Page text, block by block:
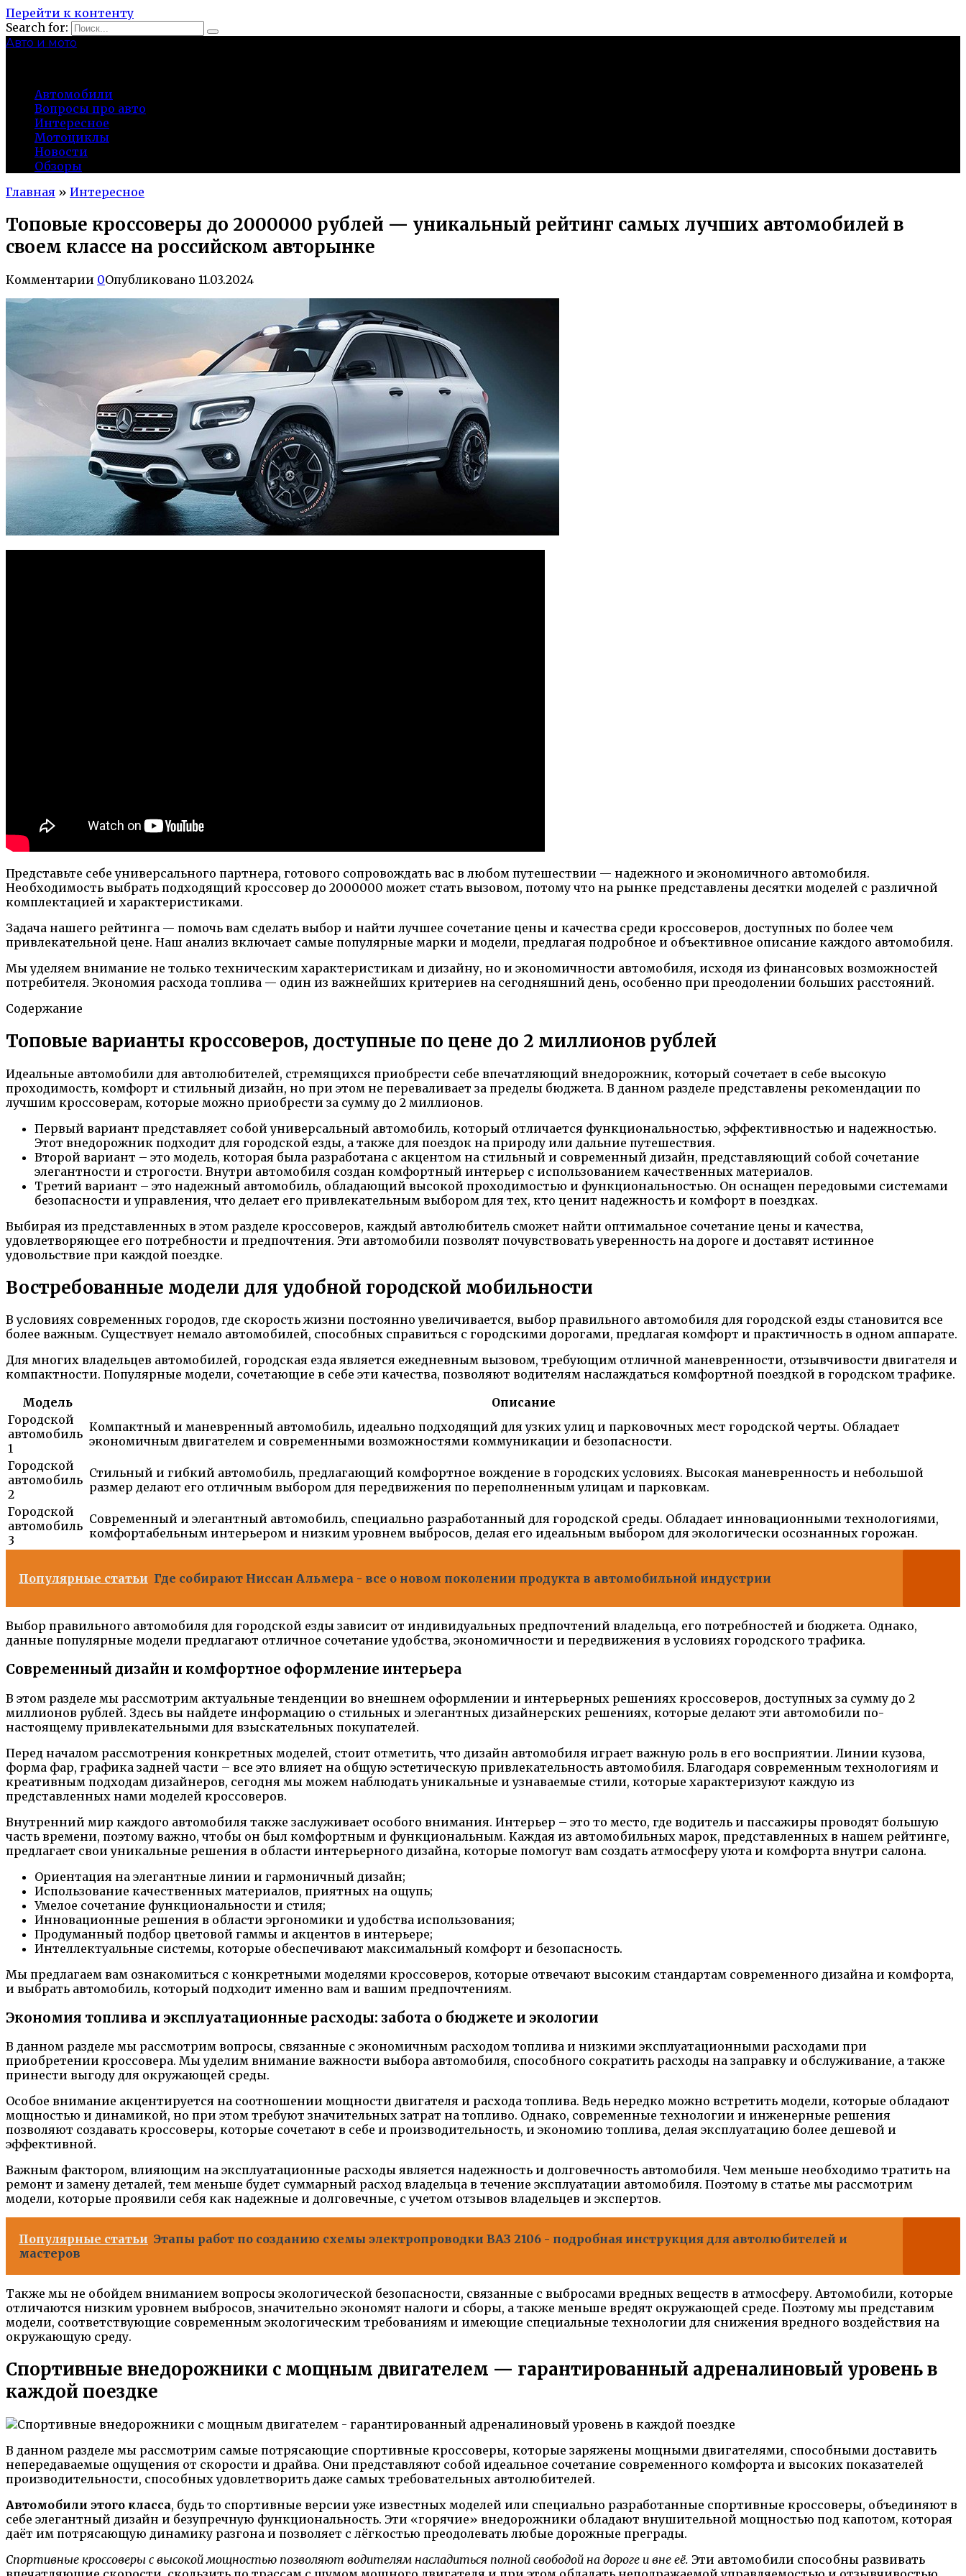
Перейти к контенту
Search for:
Авто и мото
Автомобили
Вопросы про авто
Интересное
Мотоциклы
Новости
Обзоры
Главная » Интересное
Топовые кроссоверы до 2000000 рублей — уникальный рейтинг самых лучших автомобилей в
своем классе на российском авторынке
Комментарии 0Опубликовано 11.03.2024
Представьте себе универсального партнера, готового сопровождать вас в любом путешествии — надежного и экономичного автомобиля.
Необходимость выбрать подходящий кроссовер до 2000000 может стать вызовом, потому что на рынке представлены десятки моделей с различной
комплектацией и характеристиками.
Задача нашего рейтинга — помочь вам сделать выбор и найти лучшее сочетание цены и качества среди кроссоверов, доступных по более чем
привлекательной цене. Наш анализ включает самые популярные марки и модели, предлагая подробное и объективное описание каждого автомобиля.
Мы уделяем внимание не только техническим характеристикам и дизайну, но и экономичности автомобиля, исходя из финансовых возможностей
потребителя. Экономия расхода топлива — один из важнейших критериев на сегодняшний день, особенно при преодолении больших расстояний.
Содержание
Топовые варианты кроссоверов, доступные по цене до 2 миллионов рублей
Идеальные автомобили для автолюбителей, стремящихся приобрести себе впечатляющий внедорожник, который сочетает в себе высокую
проходимость, комфорт и стильный дизайн, но при этом не переваливает за пределы бюджета. В данном разделе представлены рекомендации по
лучшим кроссоверам, которые можно приобрести за сумму до 2 миллионов.
Первый вариант представляет собой универсальный автомобиль, который отличается функциональностью, эффективностью и надежностью.
Этот внедорожник подходит для городской езды, а также для поездок на природу или дальние путешествия.
Второй вариант – это модель, которая была разработана с акцентом на стильный и современный дизайн, представляющий собой сочетание
элегантности и строгости. Внутри автомобиля создан комфортный интерьер с использованием качественных материалов.
Третий вариант – это надежный автомобиль, обладающий высокой проходимостью и функциональностью. Он оснащен передовыми системами
безопасности и управления, что делает его привлекательным выбором для тех, кто ценит надежность и комфорт в поездках.
Выбирая из представленных в этом разделе кроссоверов, каждый автолюбитель сможет найти оптимальное сочетание цены и качества,
удовлетворяющее его потребности и предпочтения. Эти автомобили позволят почувствовать уверенность на дороге и доставят истинное
удовольствие при каждой поездке.
Востребованные модели для удобной городской мобильности
В условиях современных городов, где скорость жизни постоянно увеличивается, выбор правильного автомобиля для городской езды становится все
более важным. Существует немало автомобилей, способных справиться с городскими дорогами, предлагая комфорт и практичность в одном аппарате.
Для многих владельцев автомобилей, городская езда является ежедневным вызовом, требующим отличной маневренности, отзывчивости двигателя и
компактности. Популярные модели, сочетающие в себе эти качества, позволяют водителям наслаждаться комфортной поездкой в городском трафике.
Модель
Описание
Городской
автомобиль
1
Компактный и маневренный автомобиль, идеально подходящий для узких улиц и парковочных мест городской черты. Обладает
экономичным двигателем и современными возможностями коммуникации и безопасности.
Городской
автомобиль
2
Стильный и гибкий автомобиль, предлагающий комфортное вождение в городских условиях. Высокая маневренность и небольшой
размер делают его отличным выбором для передвижения по переполненным улицам и парковкам.
Городской
автомобиль
3
Современный и элегантный автомобиль, специально разработанный для городской среды. Обладает инновационными технологиями,
комфортабельным интерьером и низким уровнем выбросов, делая его идеальным выбором для экологически осознанных горожан.
Популярные статьи Где собирают Ниссан Альмера - все о новом поколении продукта в автомобильной индустрии
Выбор правильного автомобиля для городской езды зависит от индивидуальных предпочтений владельца, его потребностей и бюджета. Однако,
данные популярные модели предлагают отличное сочетание удобства, экономичности и передвижения в условиях городского трафика.
Современный дизайн и комфортное оформление интерьера
В этом разделе мы рассмотрим актуальные тенденции во внешнем оформлении и интерьерных решениях кроссоверов, доступных за сумму до 2
миллионов рублей. Здесь вы найдете информацию о стильных и элегантных дизайнерских решениях, которые делают эти автомобили по-
настоящему привлекательными для взыскательных покупателей.
Перед началом рассмотрения конкретных моделей, стоит отметить, что дизайн автомобиля играет важную роль в его восприятии. Линии кузова,
форма фар, графика задней части – все это влияет на общую эстетическую привлекательность автомобиля. Благодаря современным технологиям и
креативным подходам дизайнеров, сегодня мы можем наблюдать уникальные и узнаваемые стили, которые характеризуют каждую из
представленных нами моделей кроссоверов.
Внутренний мир каждого автомобиля также заслуживает особого внимания. Интерьер – это то место, где водитель и пассажиры проводят большую
часть времени, поэтому важно, чтобы он был комфортным и функциональным. Каждая из автомобильных марок, представленных в нашем рейтинге,
предлагает свои уникальные решения в области интерьерного дизайна, которые помогут вам создать атмосферу уюта и комфорта внутри салона.
Ориентация на элегантные линии и гармоничный дизайн;
Использование качественных материалов, приятных на ощупь;
Умелое сочетание функциональности и стиля;
Инновационные решения в области эргономики и удобства использования;
Продуманный подбор цветовой гаммы и акцентов в интерьере;
Интеллектуальные системы, которые обеспечивают максимальный комфорт и безопасность.
Мы предлагаем вам ознакомиться с конкретными моделями кроссоверов, которые отвечают высоким стандартам современного дизайна и комфорта,
и выбрать автомобиль, который подходит именно вам и вашим предпочтениям.
Экономия топлива и эксплуатационные расходы: забота о бюджете и экологии
В данном разделе мы рассмотрим вопросы, связанные с экономичным расходом топлива и низкими эксплуатационными расходами при
приобретении кроссовера. Мы уделим внимание важности выбора автомобиля, способного сократить расходы на заправку и обслуживание, а также
принести выгоду для окружающей среды.
Особое внимание акцентируется на соотношении мощности двигателя и расхода топлива. Ведь нередко можно встретить модели, которые обладают
мощностью и динамикой, но при этом требуют значительных затрат на топливо. Однако, современные технологии и инженерные решения
позволяют создавать кроссоверы, которые сочетают в себе и производительность, и экономию топлива, делая эксплуатацию более дешевой и
эффективной.
Важным фактором, влияющим на эксплуатационные расходы является надежность и долговечность автомобиля. Чем меньше необходимо тратить на
ремонт и замену деталей, тем меньше будет суммарный расход владельца в течение эксплуатации автомобиля. Поэтому в статье мы рассмотрим
модели, которые проявили себя как надежные и долговечные, с учетом отзывов владельцев и экспертов.
Популярные статьи Этапы работ по созданию схемы электропроводки ВАЗ 2106 - подробная инструкция для автолюбителей и
мастеров
Также мы не обойдем вниманием вопросы экологической безопасности, связанные с выбросами вредных веществ в атмосферу. Автомобили, которые
отличаются низким уровнем выбросов, значительно экономят налоги и сборы, а также меньше вредят окружающей среде. Поэтому мы представим
модели, соответствующие современным экологическим требованиям и имеющие специальные технологии для снижения вредного воздействия на
окружающую среду.
Спортивные внедорожники с мощным двигателем — гарантированный адреналиновый уровень в
каждой поездке
В данном разделе мы рассмотрим самые потрясающие спортивные кроссоверы, которые заряжены мощными двигателями, способными доставить
непередаваемые ощущения от скорости и драйва. Они представляют собой идеальное сочетание современного комфорта и высоких показателей
производительности, способных удовлетворить даже самых требовательных автолюбителей.
Автомобили этого класса, будь то спортивные версии уже известных моделей или специально разработанные спортивные кроссоверы, объединяют в
себе элегантный дизайн и безупречную функциональность. Эти «горячие» внедорожники обладают внушительной мощностью под капотом, которая
даёт им потрясающую динамику разгона и позволяет с лёгкостью преодолевать любые дорожные преграды.
Спортивные кроссоверы с высокой мощностью позволяют водителям насладиться полной свободой на дороге и вне её. Эти автомобили способны развивать